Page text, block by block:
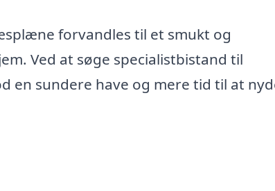
forvandles til et smukt og
Ved at søge specialistbistand til
en sundere have og mere tid til at